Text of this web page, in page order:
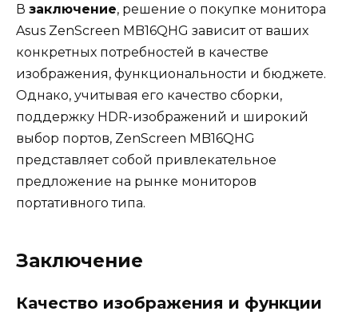
В заключение, решение о покупке монитора
Asus ZenScreen MB16QHG зависит от ваших
конкретных потребностей в качестве
изображения, функциональности и бюджете.
Однако, учитывая его качество сборки,
поддержку HDR-изображений и широкий
выбор портов, ZenScreen MB16QHG
представляет собой привлекательное
предложение на рынке мониторов
портативного типа.
Заключение
Качество изображения и функции